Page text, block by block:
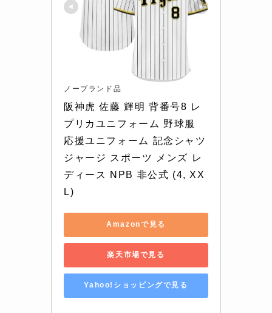
ノーブランド品
阪神虎 佐藤 輝明 背番号8 レ
プリカユニフォーム 野球服
応援ユニフォーム 記念シャツ
ジャージ スポーツ メンズ レ
ディース NPB 非公式 (4, XX
L)
Amazonで見る
楽天市場で見る
Yahoo!ショッピングで見る